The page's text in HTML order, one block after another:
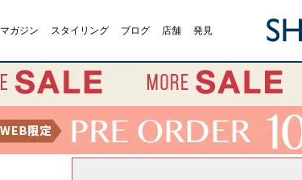
マガジン スタイリング ブログ 店舗 発見